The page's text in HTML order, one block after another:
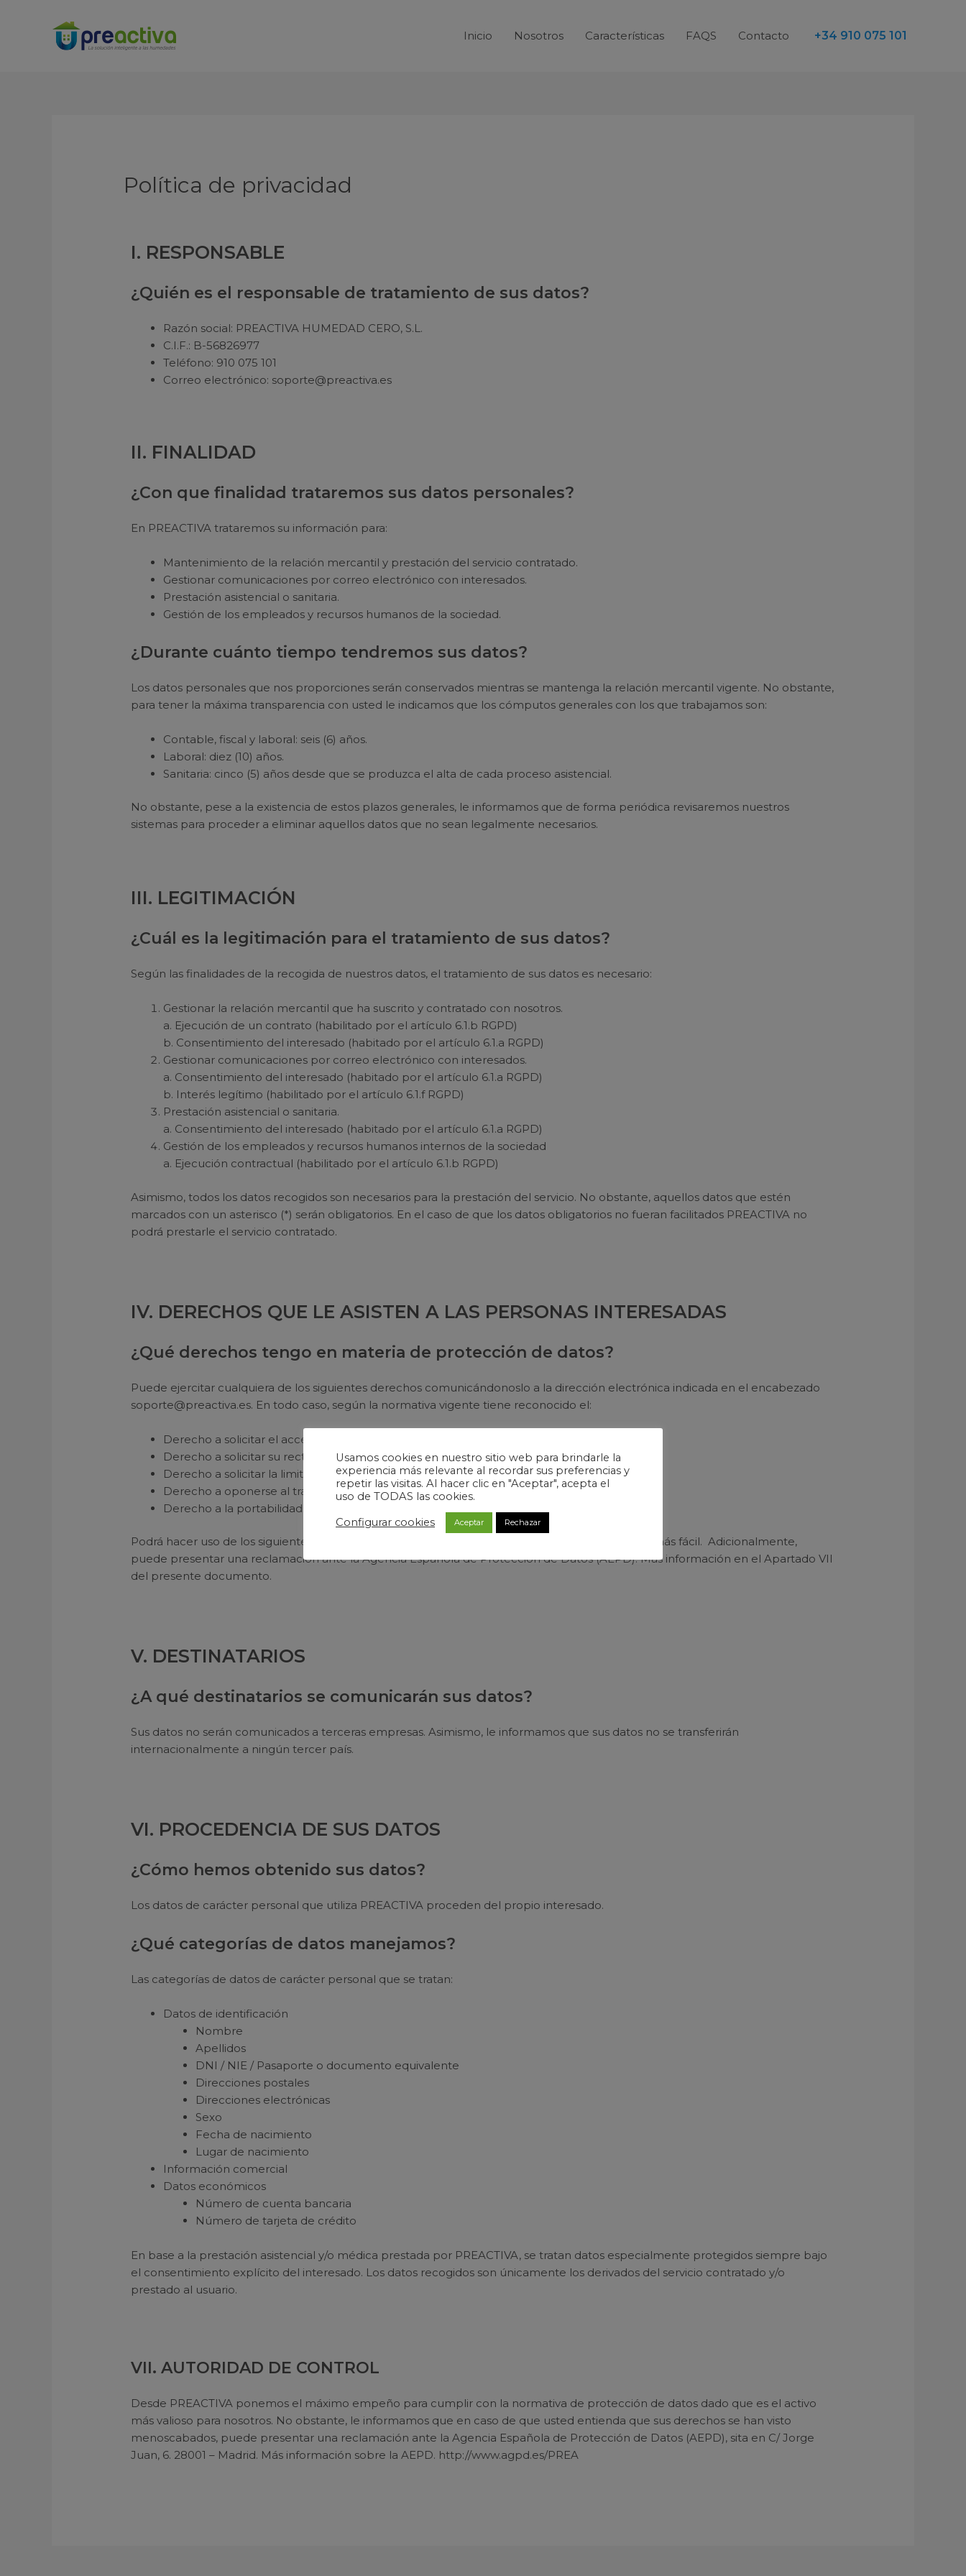
Inicio Nosotros Características FAQS Contacto +34 910 075 101
Política de privacidad
I. RESPONSABLE
¿Quién es el responsable de tratamiento de sus datos?
Razón social: PREACTIVA HUMEDAD CERO, S.L.
C.I.F.: B-56826977
Teléfono: 910 075 101
Correo electrónico: soporte@preactiva.es
II. FINALIDAD
¿Con que finalidad trataremos sus datos personales?
En PREACTIVA trataremos su información para:
Mantenimiento de la relación mercantil y prestación del servicio contratado.
Gestionar comunicaciones por correo electrónico con interesados.
Prestación asistencial o sanitaria.
Gestión de los empleados y recursos humanos de la sociedad.
¿Durante cuánto tiempo tendremos sus datos?
Los datos personales que nos proporciones serán conservados mientras se mantenga la relación mercantil vigente. No obstante,
para tener la máxima transparencia con usted le indicamos que los cómputos generales con los que trabajamos son:
Contable, fiscal y laboral: seis (6) años.
Laboral: diez (10) años.
Sanitaria: cinco (5) años desde que se produzca el alta de cada proceso asistencial.
No obstante, pese a la existencia de estos plazos generales, le informamos que de forma periódica revisaremos nuestros
sistemas para proceder a eliminar aquellos datos que no sean legalmente necesarios.
III. LEGITIMACIÓN
¿Cuál es la legitimación para el tratamiento de sus datos?
Según las finalidades de la recogida de nuestros datos, el tratamiento de sus datos es necesario:
Gestionar la relación mercantil que ha suscrito y contratado con nosotros.
a. Ejecución de un contrato (habilitado por el artículo 6.1.b RGPD)
b. Consentimiento del interesado (habitado por el artículo 6.1.a RGPD)
Gestionar comunicaciones por correo electrónico con interesados.
a. Consentimiento del interesado (habitado por el artículo 6.1.a RGPD)
b. Interés legítimo (habilitado por el artículo 6.1.f RGPD)
Prestación asistencial o sanitaria.
a. Consentimiento del interesado (habitado por el artículo 6.1.a RGPD)
Gestión de los empleados y recursos humanos internos de la sociedad
a. Ejecución contractual (habilitado por el artículo 6.1.b RGPD)
Asimismo, todos los datos recogidos son necesarios para la prestación del servicio. No obstante, aquellos datos que estén
marcados con un asterisco (*) serán obligatorios. En el caso de que los datos obligatorios no fueran facilitados PREACTIVA no
podrá prestarle el servicio contratado.
IV. DERECHOS QUE LE ASISTEN A LAS PERSONAS INTERESADAS
¿Qué derechos tengo en materia de protección de datos?
Puede ejercitar cualquiera de los siguientes derechos comunicándonoslo a la dirección electrónica indicada en el encabezado
soporte@preactiva.es. En todo caso, según la normativa vigente tiene reconocido el:
Derecho a solicitar el acceso a los datos personales relativos al interesado.
Derecho a solicitar su rectificación o supresión.
Derecho a solicitar la limitación del tratamiento.
Derecho a oponerse al tratamiento.
Derecho a la portabilidad.
Podrá hacer uso de los siguientes formularios para poder ejercitar sus derechos de una manera más fácil. Adicionalmente,
puede presentar una reclamación ante la Agencia Española de Protección de Datos (AEPD). Más información en el Apartado VII
del presente documento.
V. DESTINATARIOS
¿A qué destinatarios se comunicarán sus datos?
Sus datos no serán comunicados a terceras empresas. Asimismo, le informamos que sus datos no se transferirán
internacionalmente a ningún tercer país.
VI. PROCEDENCIA DE SUS DATOS
¿Cómo hemos obtenido sus datos?
Los datos de carácter personal que utiliza PREACTIVA proceden del propio interesado.
¿Qué categorías de datos manejamos?
Las categorías de datos de carácter personal que se tratan:
Datos de identificación
Nombre
Apellidos
DNI / NIE / Pasaporte o documento equivalente
Direcciones postales
Direcciones electrónicas
Sexo
Fecha de nacimiento
Lugar de nacimiento
Información comercial
Datos económicos
Número de cuenta bancaria
Número de tarjeta de crédito
En base a la prestación asistencial y/o médica prestada por PREACTIVA, se tratan datos especialmente protegidos siempre bajo
el consentimiento explícito del interesado. Los datos recogidos son únicamente los derivados del servicio contratado y/o
prestado al usuario.
VII. AUTORIDAD DE CONTROL
Desde PREACTIVA ponemos el máximo empeño para cumplir con la normativa de protección de datos dado que es el activo
más valioso para nosotros. No obstante, le informamos que en caso de que usted entienda que sus derechos se han visto
menoscabados, puede presentar una reclamación ante la Agencia Española de Protección de Datos (AEPD), sita en C/ Jorge
Juan, 6. 28001 – Madrid. Más información sobre la AEPD. http://www.agpd.es/PREA
Usamos cookies en nuestro sitio web para brindarle la
experiencia más relevante al recordar sus preferencias y
repetir las visitas. Al hacer clic en "Aceptar", acepta el
uso de TODAS las cookies.
Configurar cookies Aceptar Rechazar